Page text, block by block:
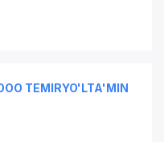
TEMIRYO'LTA'MIN